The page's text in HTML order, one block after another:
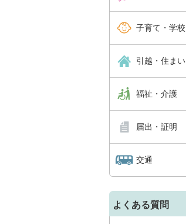
子育て・学校
引越・住まい
福祉・介護
届出・証明
交通
よくある質問